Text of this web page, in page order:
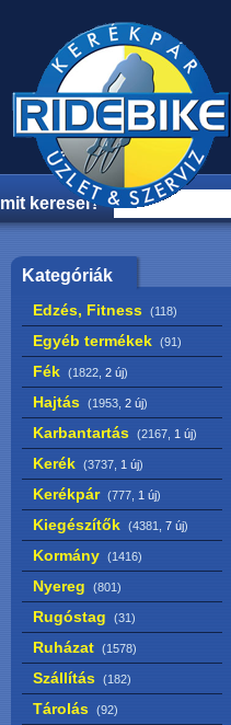
mit keresel?
Kategóriák
Edzés, Fitness (118)
Egyéb termékek (91)
Fék (1822, 2 új)
Hajtás (1953, 2 új)
Karbantartás (2167, 1 új)
Kerék (3737, 1 új)
Kerékpár (777, 1 új)
Kiegészítők (4381, 7 új)
Kormány (1416)
Nyereg (801)
Rugóstag (31)
Ruházat (1578)
Szállítás (182)
Tárolás (92)